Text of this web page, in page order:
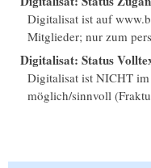
Digitalisat ist auf
Mitglieder; nur zum
Digitalisat: Status
Digitalisat ist NICHT
möglich/sinnvoll